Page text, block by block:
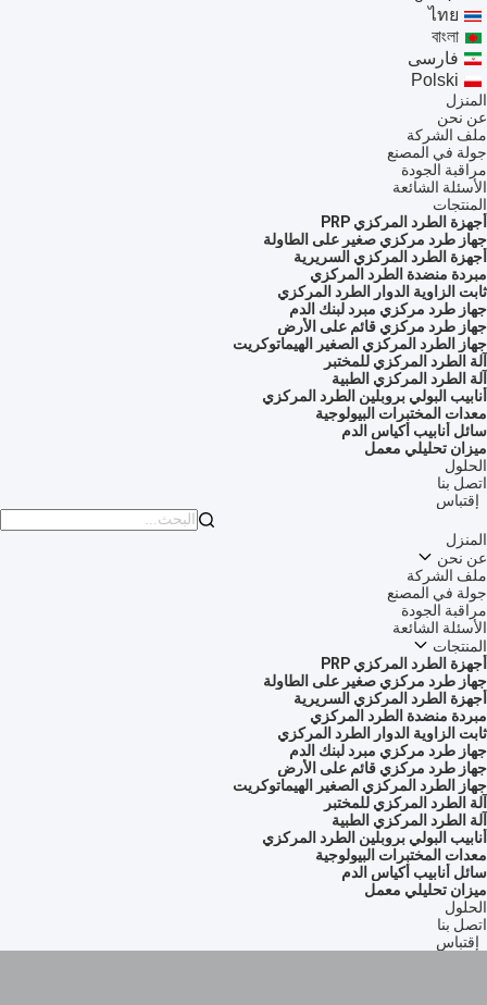
ไทย
বাংলা
فارسی
Polski
المنزل
عن نحن
ملف الشركة
جولة في المصنع
مراقبة الجودة
الأسئلة الشائعة
المنتجات
أجهزة الطرد المركزي PRP
جهاز طرد مركزي صغير على الطاولة
أجهزة الطرد المركزي السريرية
مبردة منضدة الطرد المركزي
ثابت الزاوية الدوار الطرد المركزي
جهاز طرد مركزي مبرد لبنك الدم
جهاز طرد مركزي قائم على الأرض
جهاز الطرد المركزي الصغير الهيماتوكريت
آلة الطرد المركزي للمختبر
آلة الطرد المركزي الطبية
أنابيب البولي بروبلين الطرد المركزي
معدات المختبرات البيولوجية
سائل أنابيب أكياس الدم
ميزان تحليلي معمل
الحلول
اتصل بنا
إقتباس

المنزل
عن نحن
ملف الشركة
جولة في المصنع
مراقبة الجودة
الأسئلة الشائعة
المنتجات
أجهزة الطرد المركزي PRP
جهاز طرد مركزي صغير على الطاولة
أجهزة الطرد المركزي السريرية
مبردة منضدة الطرد المركزي
ثابت الزاوية الدوار الطرد المركزي
جهاز طرد مركزي مبرد لبنك الدم
جهاز طرد مركزي قائم على الأرض
جهاز الطرد المركزي الصغير الهيماتوكريت
آلة الطرد المركزي للمختبر
آلة الطرد المركزي الطبية
أنابيب البولي بروبلين الطرد المركزي
معدات المختبرات البيولوجية
سائل أنابيب أكياس الدم
ميزان تحليلي معمل
الحلول
اتصل بنا
إقتباس